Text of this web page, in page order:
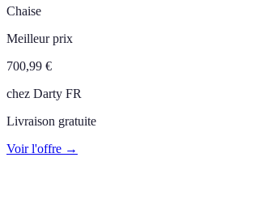
Chaise
Meilleur prix
700,99 €
chez Darty FR
Livraison gratuite
Voir l'offre →